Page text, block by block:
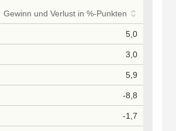
Gewinn und Verlust in %-Punkten
5,0
3,0
5,9
-8,8
-1,7